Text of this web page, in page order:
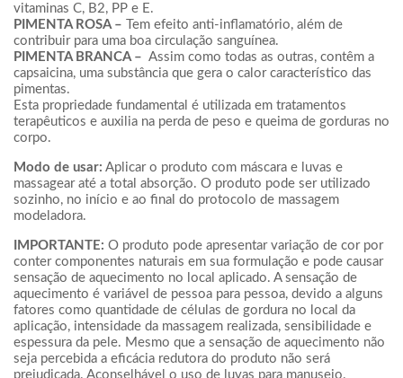
vitaminas C, B2, PP e E.
PIMENTA ROSA –
Tem efeito anti-inflamatório, além de
contribuir para uma boa circulação sanguínea.
PIMENTA BRANCA – Assim como todas as outras, contêm a
capsaicina, uma substância que gera o calor característico das
pimentas.
Esta propriedade fundamental é utilizada em tratamentos
terapêuticos e auxilia na perda de peso e queima de gorduras no
corpo.
Modo de usar: Aplicar o produto com máscara e luvas e
massagear até a total absorção. O produto pode ser utilizado
sozinho, no início e ao final do protocolo de massagem
modeladora.
IMPORTANTE: O produto pode apresentar variação de cor por
conter componentes naturais em sua formulação e pode causar
sensação de aquecimento no local aplicado. A sensação de
aquecimento é variável de pessoa para pessoa, devido a alguns
fatores como quantidade de células de gordura no local da
aplicação, intensidade da massagem realizada, sensibilidade e
espessura da pele. Mesmo que a sensação de aquecimento não
seja percebida a eficácia redutora do produto não ser
prejudicada. Aconselhável o uso de luvas para manuseio.